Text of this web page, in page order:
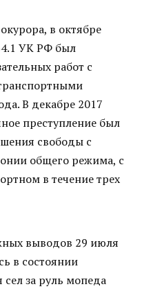
в октябре
УК РФ был
работ с
В декабре 2017
преступление был
свободы с
общего режима, с
в течение трех
выводов 29 июля
в состоянии
за руль мопеда